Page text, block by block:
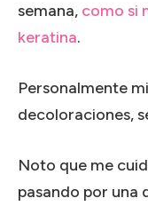
semana, como si
keratina.
Personalmente
decoloraciones,
Noto que me
pasando por una